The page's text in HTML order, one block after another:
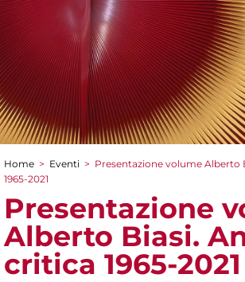
Tu sei qui
Home > Eventi > Presentazione volume Alberto
1965-2021
Presentazione
Alberto Biasi.
critica 1965-2021